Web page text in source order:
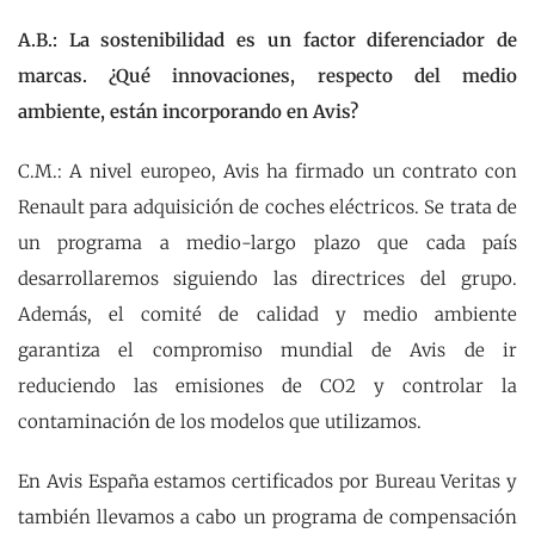
A.B.: La sostenibilidad es un factor diferenciador de
marcas. ¿Qué innovaciones, respecto del medio
ambiente, están incorporando en Avis?
C.M.: A nivel europeo, Avis ha firmado un contrato con
Renault para adquisición de coches eléctricos. Se trata de
un programa a medio-largo plazo que cada país
desarrollaremos siguiendo las directrices del grupo.
Además, el comité de calidad y medio ambiente
garantiza el compromiso mundial de Avis de ir
reduciendo las emisiones de CO2 y controlar la
contaminación de los modelos que utilizamos.
En Avis España estamos certificados por Bureau Veritas y
también llevamos a cabo un programa de compensación